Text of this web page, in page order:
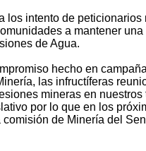
los intento de
a mantener
de Agua.
hecho en
las infructíferas
mineras en
por lo que en los
de Minería del